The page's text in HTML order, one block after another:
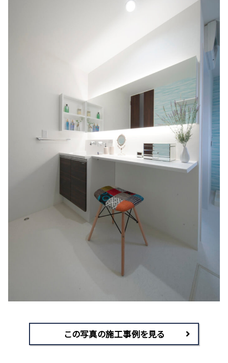
この写真の施工事例を見る